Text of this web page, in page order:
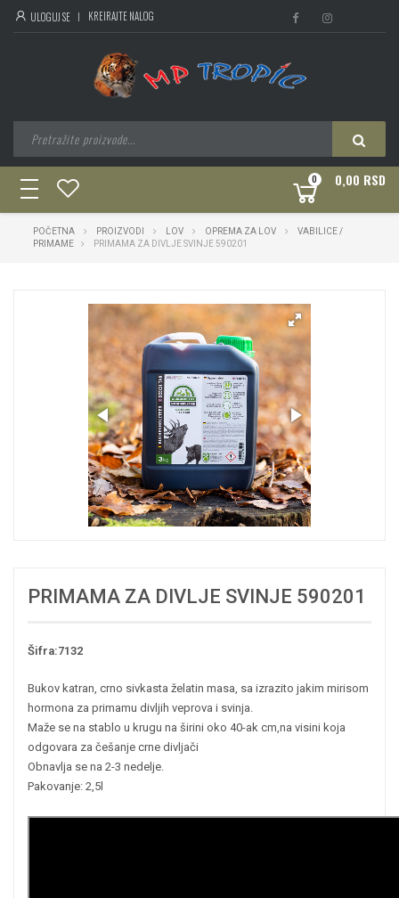
ULOGUJ SE KREIRAJTE NALOG
toggle
navigation
0 0,00 RSD
POČETNA PROIZVODI LOV OPREMA ZA LOV
VABILICE /
PRIMAME
PRIMAMA ZA DIVLJE SVINJE 590201
PRIMAMA ZA DIVLJE SVINJE 590201
Šifra:7132
Bukov katran, crno sivkasta želatin masa, sa izrazito jakim mirisom
hormona za primamu divljih veprova i svinja.
Maže se na stablo u krugu na širini oko 40-ak cm,na visini koja
odgovara za češanje crne divljači
Obnavlja se na 2-3 nedelje.
Pakovanje: 2,5l